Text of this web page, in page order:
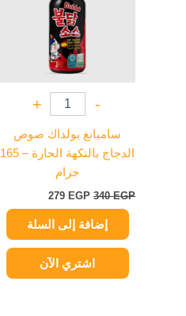
-
+
ساميانغ بولداك صوص
الدجاج بالنكهة الحارة – 165
جرام
340EGP
279 EGP
إضافة إلى السلة
اشتري الآن